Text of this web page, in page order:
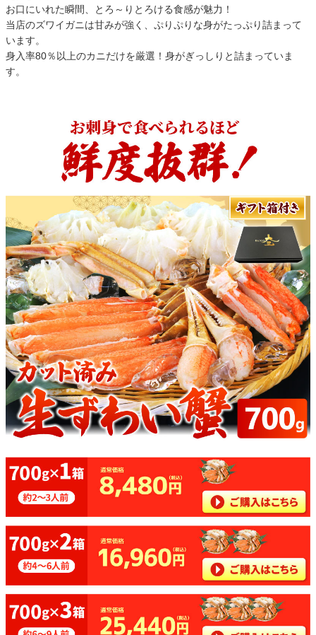
お口にいれた瞬間、とろ～りとろける食感が魅力！
当店のズワイガニは甘みが強く、ぷりぷりな身がたっぷり詰まって
います。
身入率80％以上のカニだけを厳選！身がぎっしりと詰まっていま
す。